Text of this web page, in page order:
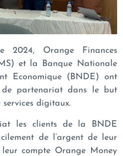
2024, Orange Finances
et la Banque Nationale
Economique (BNDE) ont
de partenariat dans le but
digitaux.
les clients de la BNDE
de l’argent de leur
compte Orange Money